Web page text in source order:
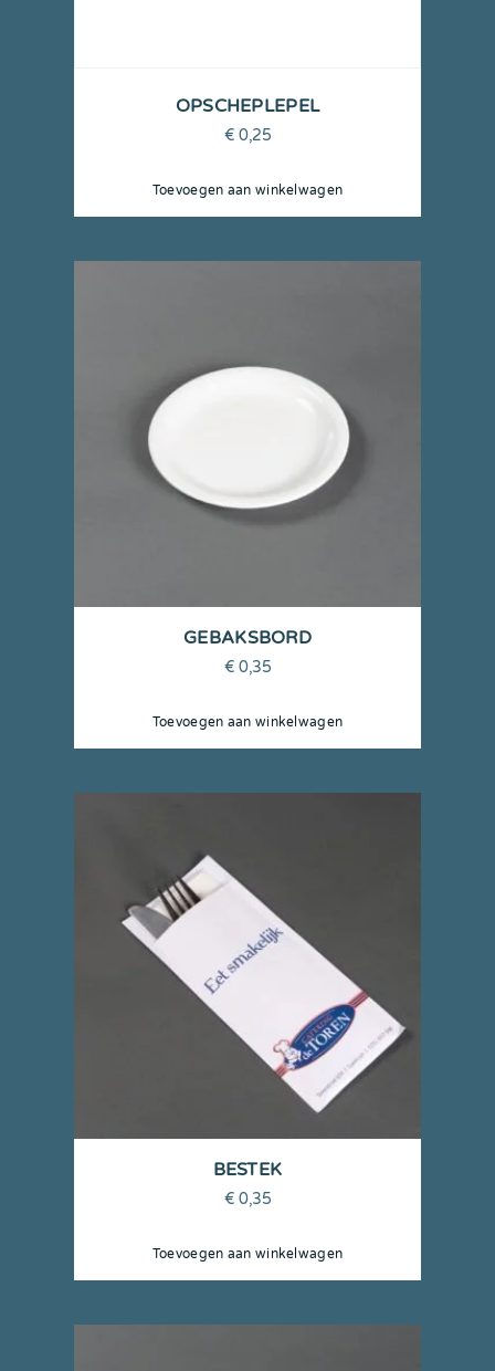
OPSCHEPLEPEL
€ 0,25
Toevoegen aan winkelwagen
GEBAKSBORD
€ 0,35
Toevoegen aan winkelwagen
BESTEK
€ 0,35
Toevoegen aan winkelwagen